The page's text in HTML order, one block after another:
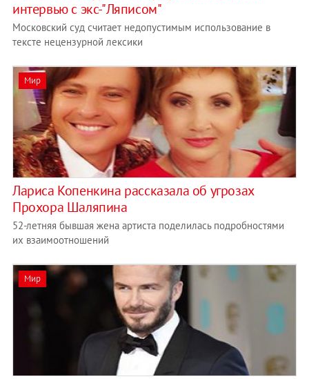
интервью с экс-"Ляписом"
Московский суд считает недопустимым использование в
тексте нецензурной лексики
Мир
Лариса Копенкина рассказала об угрозах
Прохора Шаляпина
52-летняя бывшая жена артиста поделилась подробностями
их взаимоотношений
Мир